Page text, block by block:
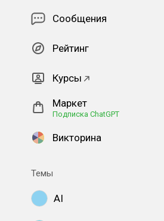
Сообщения
Рейтинг
Курсы
Маркет
Подписка ChatGPT
Викторина
Темы
AI